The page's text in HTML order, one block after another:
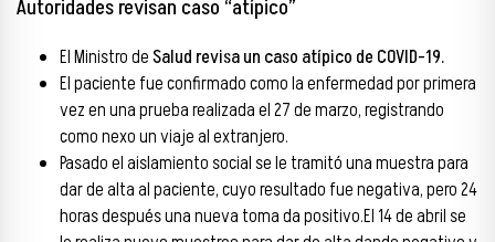
Autoridades revisan caso “atípico”
El Ministro deSalud revisa un caso atípico de COVID-19.
El paciente fue confirmado como la enfermedad por primera
vez en una prueba realizada el 27 de marzo, registrando
como nexo un viaje al extranjero.
Pasado el aislamiento social se le tramitó una muestra para
dar de alta al paciente, cuyo resultado fue negativa, pero 24
horas después una nueva toma da positivo.El 14 de abril se